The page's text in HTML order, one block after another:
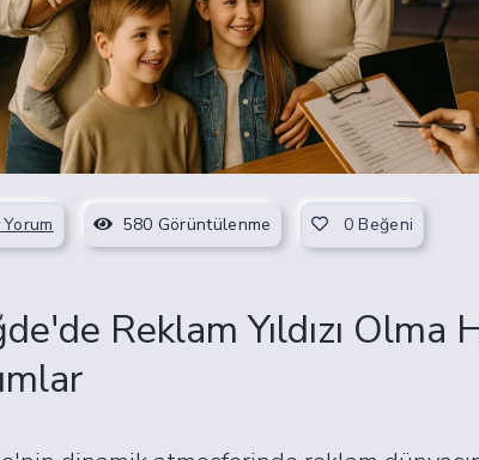
580 Görüntülenme 0 Beğeni
Reklam Yıldızı Olma